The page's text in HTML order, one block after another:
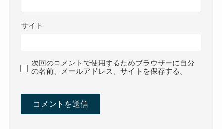
サイト
次回のコメントで使用するためブラウザーに自分
の名前、メールアドレス、サイトを保存する。